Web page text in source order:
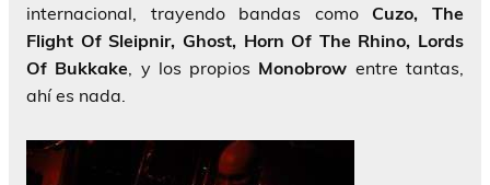
internacional, trayendo bandas comoCuzo, The
Flight Of Sleipnir, Ghost, Horn Of The Rhino, Lords
Of Bukkake, y los propios Monobrow entre tantas,
ahí es nada.